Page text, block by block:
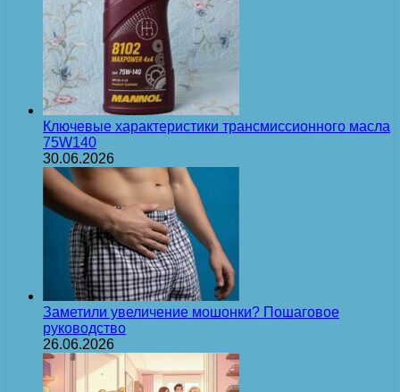
Ключевые характеристики трансмиссионного масла
75W140
30.06.2026
Заметили увеличение мошонки? Пошаговое
руководство
26.06.2026